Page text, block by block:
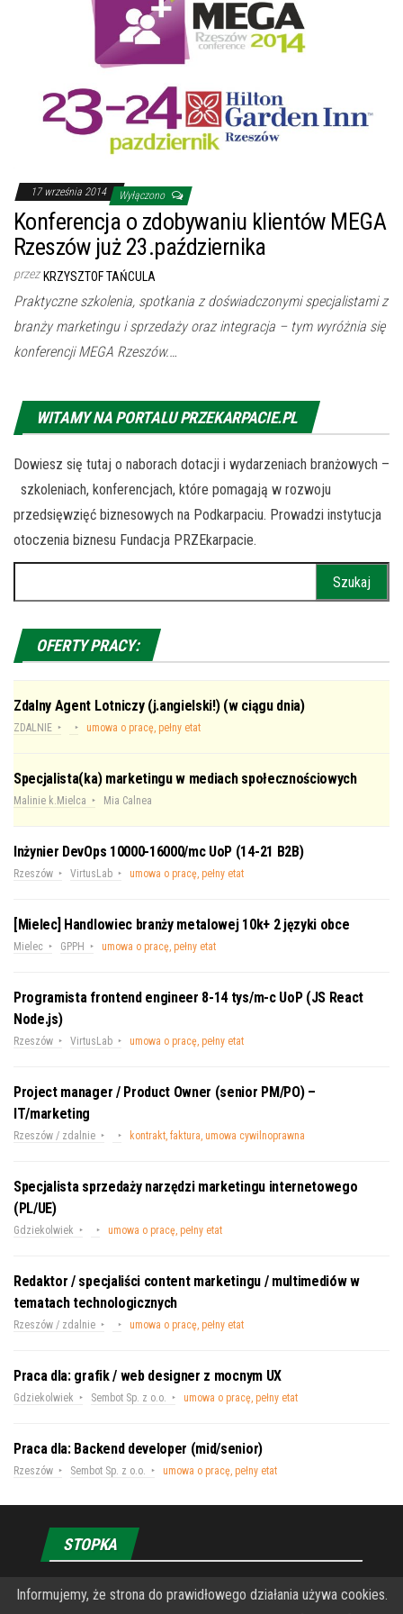
17 września 2014 Wyłączono
Konferencja o zdobywaniu klientów MEGA
Rzeszów już 23.października
przez KRZYSZTOF TAŃCULA
Praktyczne szkolenia, spotkania z doświadczonymi specjalistami z
branży marketingu i sprzedaży oraz integracja – tym wyróżnia się
konferencji MEGA Rzeszów.…
WITAMY NA PORTALU PRZEKARPACIE.PL
Dowiesz się tutaj o naborach dotacji i wydarzeniach branżowych –
szkoleniach, konferencjach, które pomagają w rozwoju
przedsięwzięć biznesowych na Podkarpaciu. Prowadzi instytucja
otoczenia biznesu Fundacja PRZEkarpacie.
OFERTY PRACY:
Zdalny Agent Lotniczy (j.angielski!) (w ciągu dnia)
ZDALNIE umowa o pracę, pełny etat
Specjalista(ka) marketingu w mediach społecznościowych
Malinie k.Mielca Mia Calnea
Inżynier DevOps 10000-16000/mc UoP (14-21 B2B)
Rzeszów VirtusLab umowa o pracę, pełny etat
[Mielec] Handlowiec branży metalowej 10k+ 2 języki obce
Mielec GPPH umowa o pracę, pełny etat
Programista frontend engineer 8-14 tys/m-c UoP (JS React
Node.js)
Rzeszów VirtusLab umowa o pracę, pełny etat
Project manager / Product Owner (senior PM/PO) –
IT/marketing
Rzeszów / zdalnie kontrakt, faktura, umowa cywilnoprawna
Specjalista sprzedaży narzędzi marketingu internetowego
(PL/UE)
Gdziekolwiek umowa o pracę, pełny etat
Redaktor / specjaliści content marketingu / multimediów w
tematach technologicznych
Rzeszów / zdalnie umowa o pracę, pełny etat
Praca dla: grafik / web designer z mocnym UX
Gdziekolwiek Sembot Sp. z o.o. umowa o pracę, pełny etat
Praca dla: Backend developer (mid/senior)
Rzeszów Sembot Sp. z o.o. umowa o pracę, pełny etat
STOPKA
O Fundacji PRZEkarpacie
Informujemy, że strona do prawidłowego działania używa cookies.